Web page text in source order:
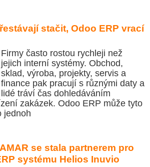
stačit, Odoo ERP vrací
Firmy často rostou rychleji než
jejich interní systémy. Obchod,
sklad, výroba, projekty, servis a
finance pak pracují s různými daty a
lidé tráví čas dohledáváním
zakázek. Odoo ERP může tyto
jednoh
se stala partnerem pro
systému Helios Inuvio